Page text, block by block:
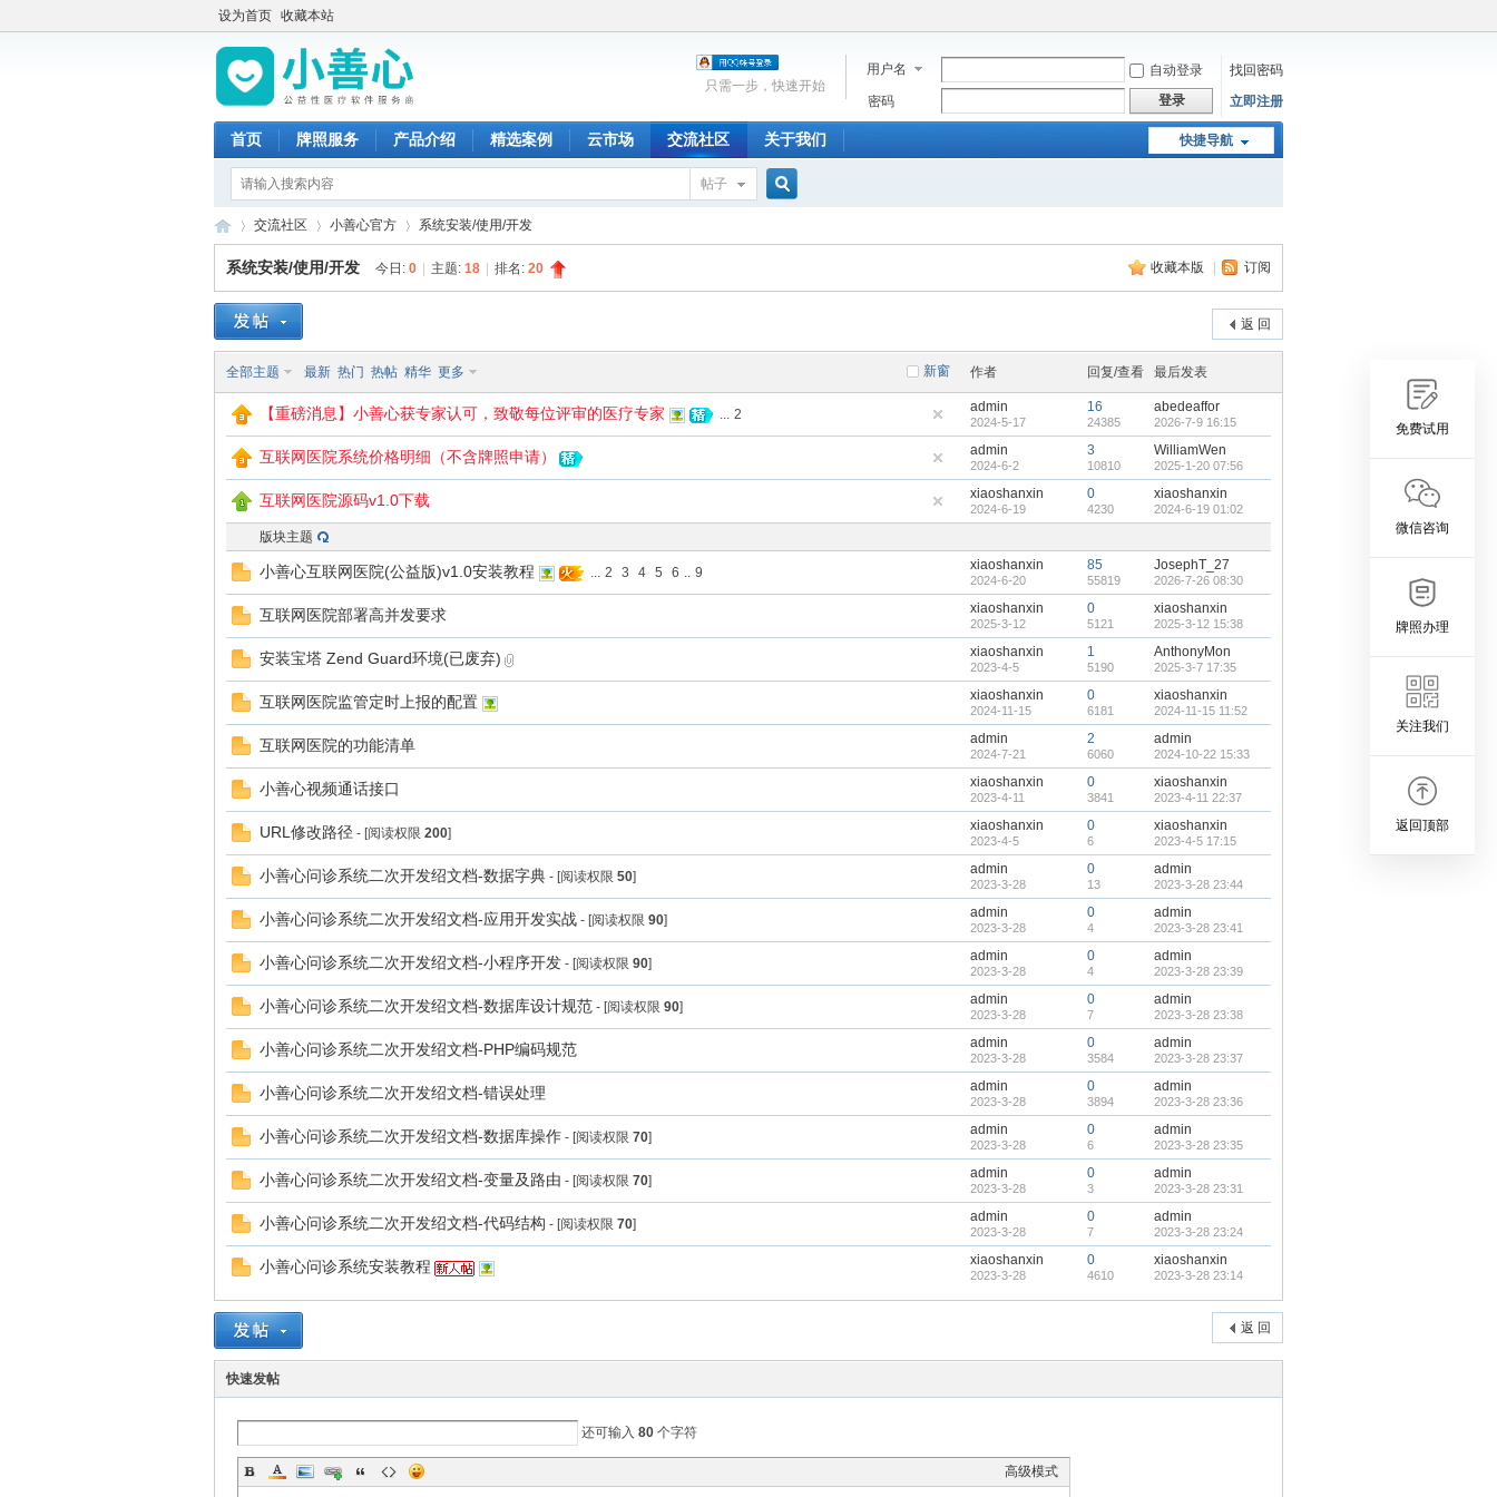
设为首页 收藏本站
用户名 自动登录
找回密码
密码
登录 立即注册
只需一步，快速开始
快捷导航
首页 牌照服务 产品介绍 精选案例 云市场 交流社区 关于我们
帖子
心
社
»
交流社区 小善心官方 系统安装/使用/开发
收藏本版 订阅
系统安装/使用/开发 今日: 0 主题: 18 排名: 20
返 回
新窗
全部主题 最新 热门 热帖 精华 更多 作者 回复/查看 最后发表
【重磅消息】小善心获专家认可，致敬每位评审的医疗专家 ... 2 admin
2024-5-17
16
24385
abedeaffor
2026-7-9 16:15
互联网医院系统价格明细（不含牌照申请） admin
2024-6-2
3
10810
WilliamWen
2025-1-20 07:56
互联网医院源码v1.0下载 xiaoshanxin
2024-6-19
0
4230
xiaoshanxin
2024-6-19 01:02
版块主题
小善心互联网医院(公益版)v1.0安装教程 ... 2 3 4 5 6 .. 9 xiaoshanxin
2024-6-20
85
55819
JosephT_27
2026-7-26 08:30
互联网医院部署高并发要求 xiaoshanxin
2025-3-12
0
5121
xiaoshanxin
2025-3-12 15:38
安装宝塔 Zend Guard环境(已废弃) xiaoshanxin
2023-4-5
1
5190
AnthonyMon
2025-3-7 17:35
互联网医院监管定时上报的配置 xiaoshanxin
2024-11-15
0
6181
xiaoshanxin
2024-11-15 11:52
互联网医院的功能清单 admin
2024-7-21
2
6060
admin
2024-10-22 15:33
小善心视频通话接口 xiaoshanxin
2023-4-11
0
3841
xiaoshanxin
2023-4-11 22:37
URL修改路径 - [阅读权限 200] xiaoshanxin
2023-4-5
0
6
xiaoshanxin
2023-4-5 17:15
小善心问诊系统二次开发绍文档-数据字典 - [阅读权限 50] admin
2023-3-28
0
13
admin
2023-3-28 23:44
小善心问诊系统二次开发绍文档-应用开发实战 - [阅读权限 90] admin
2023-3-28
0
4
admin
2023-3-28 23:41
小善心问诊系统二次开发绍文档-小程序开发 - [阅读权限 90] admin
2023-3-28
0
4
admin
2023-3-28 23:39
小善心问诊系统二次开发绍文档-数据库设计规范 - [阅读权限 90] admin
2023-3-28
0
7
admin
2023-3-28 23:38
小善心问诊系统二次开发绍文档-PHP编码规范 admin
2023-3-28
0
3584
admin
2023-3-28 23:37
小善心问诊系统二次开发绍文档-错误处理 admin
2023-3-28
0
3894
admin
2023-3-28 23:36
小善心问诊系统二次开发绍文档-数据库操作 - [阅读权限 70] admin
2023-3-28
0
6
admin
2023-3-28 23:35
小善心问诊系统二次开发绍文档-变量及路由 - [阅读权限 70] admin
2023-3-28
0
3
admin
2023-3-28 23:31
小善心问诊系统二次开发绍文档-代码结构 - [阅读权限 70] admin
2023-3-28
0
7
admin
2023-3-28 23:24
小善心问诊系统安装教程 xiaoshanxin
2023-3-28
0
4610
xiaoshanxin
2023-3-28 23:14
返 回
快速发帖
还可输入 80 个字符
高级模式
免费试用
微信咨询
牌照办理
关注我们
返回顶部